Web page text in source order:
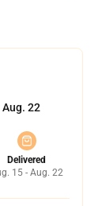
Aug. 22
Delivered
15 - Aug. 22